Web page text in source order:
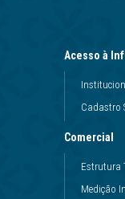
Acesso à
Cadastro
Comercial
Estrutura
Medição